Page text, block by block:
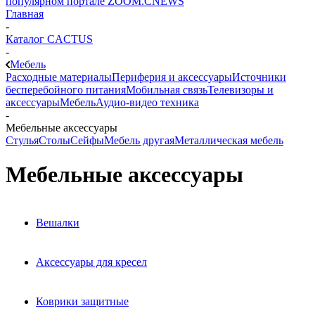
Главная
-
Каталог CACTUS
-
Мебель
Расходные материалыПериферия и аксессуарыИсточники
бесперебойного питанияМобильная связьТелевизоры и
аксессуарыМебельАудио-видео техника
-
Мебельные аксессуары
СтульяСтолыСейфыМебель другаяМеталлическая мебель
Мебельные аксессуары
Вешалки
Аксессуары для кресел
Коврики защитные